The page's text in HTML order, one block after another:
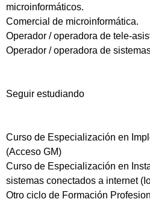
microinformáticos.
Comercial de microinformática.
Operador / operadora de tele-
Operador / operadora de
Seguir estudiando
Curso de Especialización en
(Acceso GM)
Curso de Especialización en
sistemas conectados a internet
Otro ciclo de Formación